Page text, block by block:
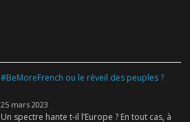
#BeMoreFrench ou le réveil des peuples ?
25 mars 2023
Un spectre hante t-il l’Europe ? En tout cas, à